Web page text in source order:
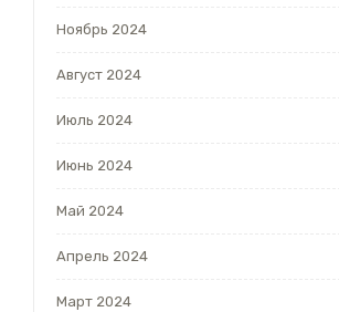
Ноябрь 2024
Август 2024
Июль 2024
Июнь 2024
Май 2024
Апрель 2024
Март 2024